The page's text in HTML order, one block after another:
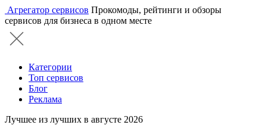
Агрегатор сервисов Прокомоды, рейтинги и обзоры
сервисов для бизнеса в одном месте
Категории
Топ сервисов
Блог
Реклама
Лучшее из лучших в августе 2026